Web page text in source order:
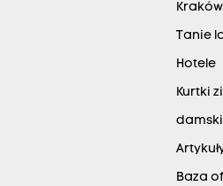
Kraków
Tanie
Hotele
Kurtki
Baza